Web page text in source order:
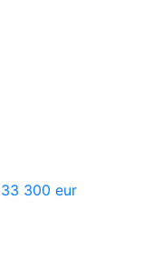
300 eur